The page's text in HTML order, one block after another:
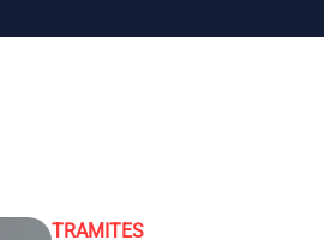
TRAMITES